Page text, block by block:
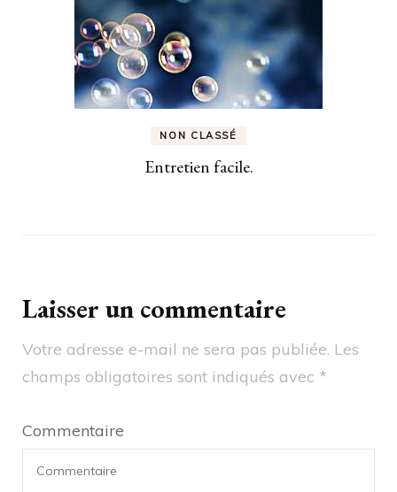
NON CLASSÉ
Entretien facile.
Laisser un commentaire
Votre adresse e-mail ne sera pas publiée. Les
champs obligatoires sont indiqués avec *
Commentaire